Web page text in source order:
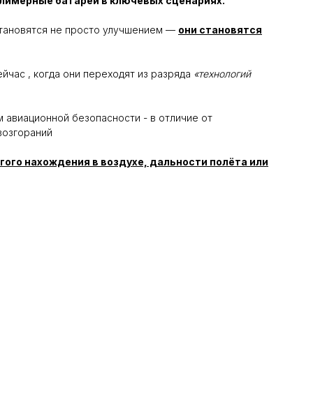
не просто улучшением — они становятся
, когда они переходят из разряда «технологий
безопасности - в отличие от
нахождения в воздухе, дальности полёта или